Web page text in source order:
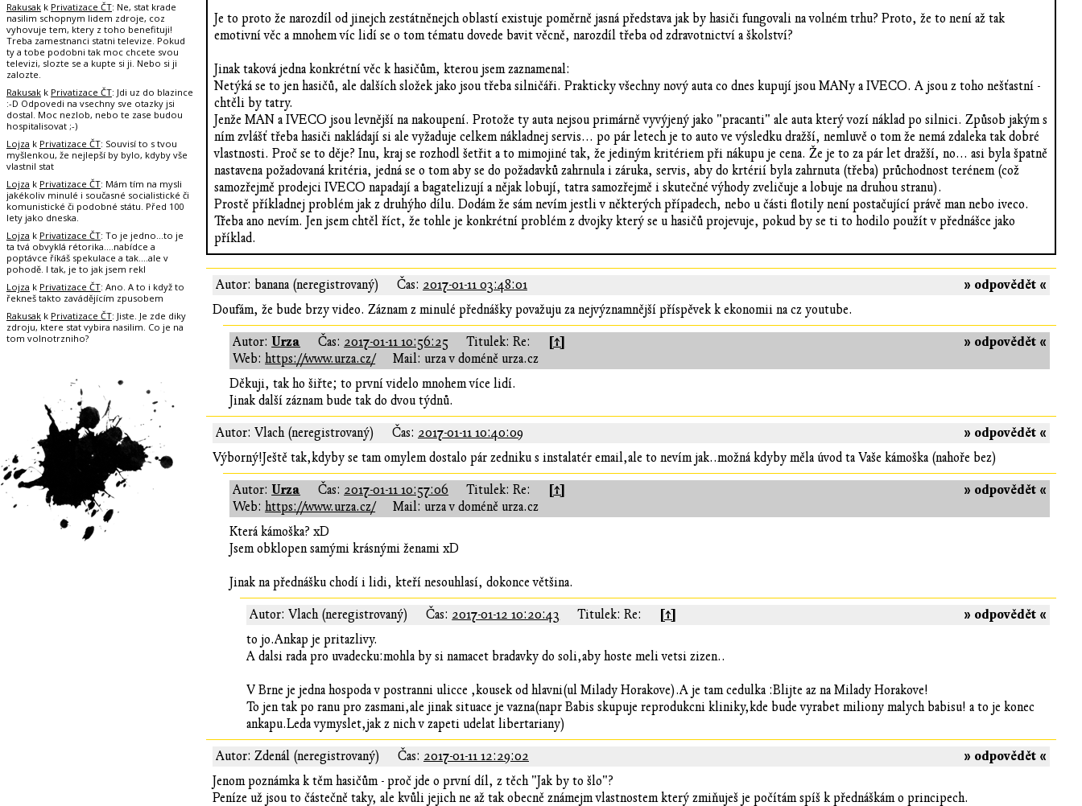
Je to proto že narozdíl od jinejch zestátněnejch oblastí existuje poměrně jasná představa jak by hasiči fungovali na volném trhu? Proto, že to není až tak
emotivní věc a mnohem víc lidí se o tom tématu dovede bavit věcně, narozdíl třeba od zdravotnictví a školství?
Jinak taková jedna konkrétní věc k hasičům, kterou jsem zaznamenal:
Netýká se to jen hasičů, ale dalších složek jako jsou třeba silničáři. Prakticky všechny nový auta co dnes kupují jsou MANy a IVECO. A jsou z toho nešťastní -
chtěli by tatry.
Jenže MAN a IVECO jsou levnější na nakoupení. Protože ty auta nejsou primárně vyvýjený jako "pracanti" ale auta který vozí náklad po silnici. Způsob jakým s
ním zvlášť třeba hasiči nakládají si ale vyžaduje celkem nákladnej servis... po pár letech je to auto ve výsledku dražší, nemluvě o tom že nemá zdaleka tak dobré
vlastnosti. Proč se to děje? Inu, kraj se rozhodl šetřit a to mimojiné tak, že jediným kritériem při nákupu je cena. Že je to za pár let dražší, no... asi byla špatně
nastavena požadovaná kritéria, jedná se o tom aby se do požadavků zahrnula i záruka, servis, aby do krtérií byla zahrnuta (třeba) průchodnost terénem (což
samozřejmě prodejci IVECO napadají a bagatelizují a nějak lobují, tatra samozřejmě i skutečné výhody zveličuje a lobuje na druhou stranu).
Prostě příkladnej problém jak z druhýho dílu. Dodám že sám nevím jestli v některých případech, nebo u části flotily není postačující právě man nebo iveco.
Třeba ano nevím. Jen jsem chtěl říct, že tohle je konkrétní problém z dvojky který se u hasičů projevuje, pokud by se ti to hodilo použít v přednášce jako
příklad.
» odpovědět «
Autor: banana (neregistrovaný) Čas: 2017-01-11 03:48:01
Doufám, že bude brzy video. Záznam z minulé přednášky považuju za nejvýznamnější příspěvek k ekonomii na cz youtube.
» odpovědět «
Autor: Urza Čas: 2017-01-11 10:56:25 Titulek: Re: [↑]
Web:https://www.urza.cz/
Mail: urza v doméně urza.cz
Děkuji, tak ho šiřte; to první videlo mnohem více lidí.
Jinak další záznam bude tak do dvou týdnů.
» odpovědět «
Autor: Vlach (neregistrovaný) Čas: 2017-01-11 10:40:09
Výborný!Ještě tak,kdyby se tam omylem dostalo pár zedniku s instalatér email,ale to nevím jak..možná kdyby měla úvod ta Vaše kámoška (nahoře bez)
» odpovědět «
Autor: Urza Čas: 2017-01-11 10:57:06 Titulek: Re: [↑]
Web:https://www.urza.cz/
Mail: urza v doméně urza.cz
Která kámoška? xD
Jsem obklopen samými krásnými ženami xD
Jinak na přednášku chodí i lidi, kteří nesouhlasí, dokonce většina.
» odpovědět «
Autor: Vlach (neregistrovaný) Čas: 2017-01-12 10:20:43 Titulek: Re: [↑]
to jo.Ankap je pritazlivy.
A dalsi rada pro uvadecku:mohla by si namacet bradavky do soli,aby hoste meli vetsi zizen..
V Brne je jedna hospoda v postranni ulicce ,kousek od hlavni(ul Milady Horakove).A je tam cedulka :Blijte az na Milady Horakove!
To jen tak po ranu pro zasmani,ale jinak situace je vazna(napr Babis skupuje reprodukcni kliniky,kde bude vyrabet miliony malych babisu! a to je konec
ankapu.Leda vymyslet,jak z nich v zapeti udelat libertariany)
» odpovědět «
Autor: Zdenál (neregistrovaný) Čas: 2017-01-11 12:29:02
Jenom poznámka k těm hasičům - proč jde o první díl, z těch "Jak by to šlo"?
Peníze už jsou to částečně taky, ale kvůli jejich ne až tak obecně známejm vlastnostem který zmiňuješ je počítám spíš k přednáškám o principech.
Rakusak k Privatizace ČT: Ne, stat krade
nasilim schopnym lidem zdroje, coz
vyhovuje tem, ktery z toho benefituji!
Treba zamestnanci statni televize. Pokud
ty a tobe podobni tak moc chcete svou
televizi, slozte se a kupte si ji. Nebo si ji
zalozte.
Rakusak k Privatizace ČT: Jdi uz do blazince
:-D Odpovedi na vsechny sve otazky jsi
dostal. Moc nezlob, nebo te zase budou
hospitalisovat ;-)
Lojza k Privatizace ČT: Souvisí to s tvou
myšlenkou, že nejlepší by bylo, kdyby vše
vlastnil stat
Lojza k Privatizace ČT: Mám tím na mysli
jakékoliv minulé i současné socialistické či
komunistické či podobné státu. Před 100
lety jako dneska.
Lojza k Privatizace ČT: To je jedno...to je
ta tvá obvyklá rétorika....nabídce a
poptávce říkáš spekulace a tak....ale v
pohodě. I tak, je to jak jsem rekl
Lojza k Privatizace ČT: Ano. A to i když to
řekneš takto zavádějícím zpusobem
Rakusak k Privatizace ČT: Jiste. Je zde diky
zdroju, ktere stat vybira nasilim. Co je na
tom volnotrzniho?